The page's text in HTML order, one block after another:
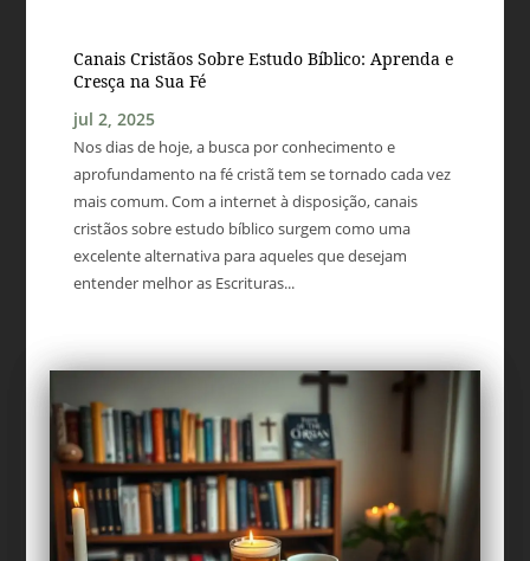
Canais Cristãos Sobre Estudo Bíblico: Aprenda e
Cresça na Sua Fé
jul 2, 2025
Nos dias de hoje, a busca por conhecimento e
aprofundamento na fé cristã tem se tornado cada vez
mais comum. Com a internet à disposição, canais
cristãos sobre estudo bíblico surgem como uma
excelente alternativa para aqueles que desejam
entender melhor as Escrituras...